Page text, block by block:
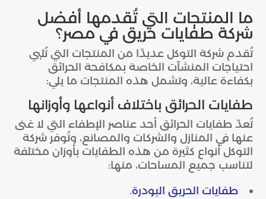
ما المنتجات التي تُقدمها أفضل
شركة طفايات حريق في مصر؟
تُقدم شركة التوكل عديدًا من المنتجات التي تُلبي
احتياجات المنشآت الخاصة بمكافحة الحرائق
بكفاءة عالية، وتشمل هذه المنتجات ما يلي:
طفايات الحرائق باختلاف أنواعها وأوزانها
تُعدّ طفايات الحرائق أحد عناصر الإطفاء التي لا غنى
عنها في المنازل والشركات والمصانع، وتُوفر شركة
التوكل أنواع كثيرة من هذه الطفايات بأوزان مختلفة
لتناسب جميع المساحات، منها:
طفايات الحريق البودرة.